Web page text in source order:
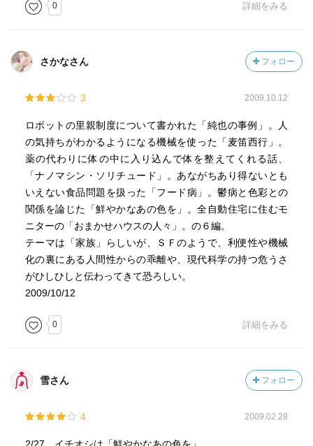
0 詳細をみる
さかなさん フォロー
3 2009.10.12
ロボットの里親制度について書かれた「純也の事例」。人
の気持ちがわかるようになる機械を使った「麦笛西行」。
薬の代わりに体の中に入り込んで体を整えてくれる話、
「ナノマシン・ソリチュード」。あながちあり得ないとも
いえない食品問題を扱った「フード病」。鬱病と色彩との
関係を論じた「鮮やかなあの色を」。全自動住宅に住むモ
ニターの「おまかせハウスの人々」。の６編。
テーマは「家族」らしいが、ＳＦのようで、利便性や機械
化の裏にある人間性からの乖離や、現代科学の持つ危うさ
がひしひしと伝わってきて恐ろしい。
2009/10/12
0 詳細をみる
雪さん フォロー
4 2009.02.28